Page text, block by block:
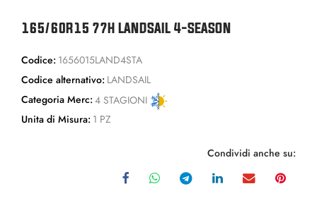
165/60R15 77H LANDSAIL 4-SEASON
Codice: 1656015LAND4STA
Codice alternativo: LANDSAIL
Categoria Merc: 4 STAGIONI
Unita di Misura: 1 PZ
Condividi anche su: